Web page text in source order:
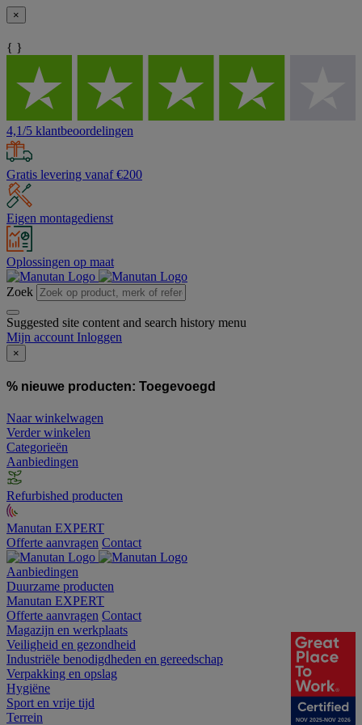
×
{ }
4,1/5 klantbeoordelingen
Gratis levering vanaf €200
Eigen montagedienst
Oplossingen op maat
Zoek
Suggested site content and search history menu
Mijn account Inloggen
×
% nieuwe producten: Toegevoegd
Naar winkelwagen
Verder winkelen
Categorieën
Aanbiedingen
Refurbished producten
Manutan EXPERT
Offerte aanvragen Contact
Aanbiedingen
Duurzame producten
Manutan EXPERT
Offerte aanvragen Contact
Magazijn en werkplaats
Veiligheid en gezondheid
Industriële benodigdheden en gereedschap
Verpakking en opslag
Hygiëne
Sport en vrije tijd
Terrein
NOV 2025-NOV 2026